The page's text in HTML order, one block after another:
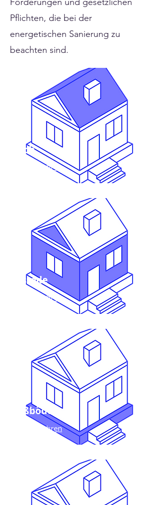
Pflichten, die bei der
energetischen Sanierung zu
beachten sind.
Dach
mehr erfahren
Fassade
mehr erfahren
Fußböden
mehr erfahren